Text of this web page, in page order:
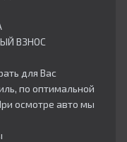
ВЗНОС
для Вас
по оптимальной
осмотре авто мы